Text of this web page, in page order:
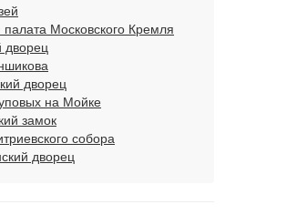
палата Московского Кремля
дворец
дворец
на Мойке
замок
собора
дворец